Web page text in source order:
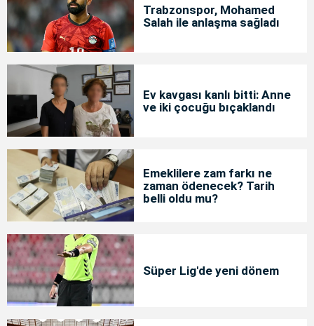
Trabzonspor, Mohamed
Salah ile anlaşma sağladı
Ev kavgası kanlı bitti: Anne
ve iki çocuğu bıçaklandı
Emeklilere zam farkı ne
zaman ödenecek? Tarih
belli oldu mu?
Süper Lig'de yeni dönem